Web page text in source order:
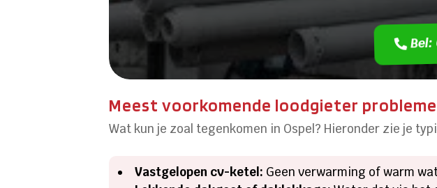
Bel:
Meest voorkomende loodgieter
Wat kun je zoal tegenkomen in Ospel? Hieronder zie je
Vastgelopen cv-ketel: Geen verwarming of warm